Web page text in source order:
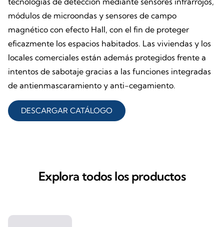
módulos de microondas y sensores de campo
magnético con efecto Hall, con el fin de proteger
eficazmente los espacios habitados. Las viviendas y los
locales comerciales están además protegidos frente a
intentos de sabotaje gracias a las funciones integradas
de antienmascaramiento y anti-cegamiento.
DESCARGAR CATÁLOGO
Explora todos los productos